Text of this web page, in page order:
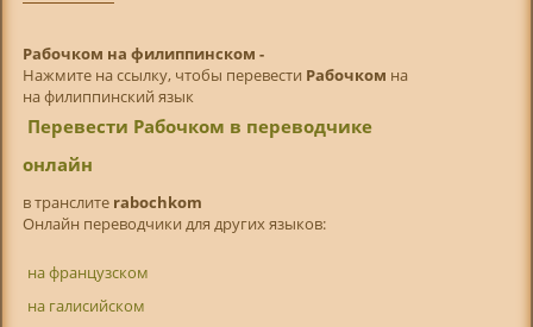
Рабочком на филиппинском -
Нажмите на ссылку, чтобы перевести Рабочком на
на филиппинский язык
Перевести Рабочком в переводчике
онлайн
в транслитe rabochkom
Онлайн переводчики для других языков:
на французском
на галисийском